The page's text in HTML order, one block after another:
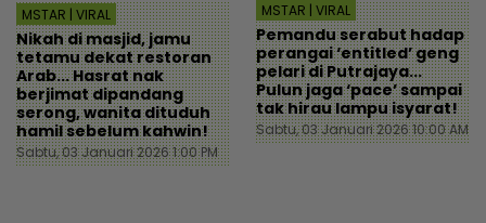
MSTAR | VIRAL
Nikah di masjid, jamu
tetamu dekat restoran
Arab... Hasrat nak
berjimat dipandang
serong, wanita dituduh
hamil sebelum kahwin!
Sabtu, 03 Januari 2026 1:00 PM
MSTAR | VIRAL
Pemandu serabut hadap
perangai ‘entitled’ geng
pelari di Putrajaya...
Pulun jaga ‘pace’ sampai
tak hirau lampu isyarat!
Sabtu, 03 Januari 2026 10:00 AM